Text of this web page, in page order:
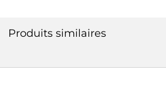
Produits similaires